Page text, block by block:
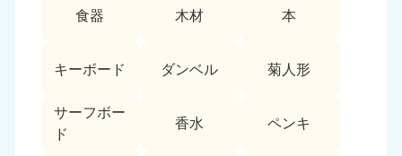
食器 木材 本
キーボード ダンベル 菊人形
サーフボー
ド
香水 ペンキ
050-1881-5258
9:00〜19:00 年中無休
050-1881-5261
9:00〜19:00 年中無休
富山県
050-1881-5262
山梨県